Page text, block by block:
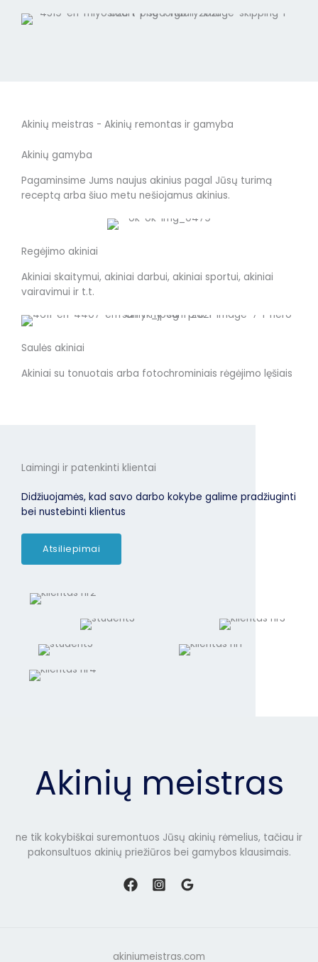
Akinių meistras - Akinių remontas ir gamyba
Akinių gamyba
Pagaminsime Jums naujus akinius pagal Jūsų turimą
receptą arba šiuo metu nešiojamus akinius.
Regėjimo akiniai
Akiniai skaitymui, akiniai darbui, akiniai sportui, akiniai
vairavimui ir t.t.
Saulės akiniai
Akiniai su tonuotais arba fotochrominiais rėgėjimo lęšiais
Laimingi ir patenkinti klientai
Didžiuojamės, kad savo darbo kokybe galime pradžiuginti
bei nustebinti klientus
Atsiliepimai
Akinių meistras
ne tik kokybiškai suremontuos Jūsų akinių rėmelius, tačiau ir
pakonsultuos akinių priežiūros bei gamybos klausimais.
akiniumeistras.com